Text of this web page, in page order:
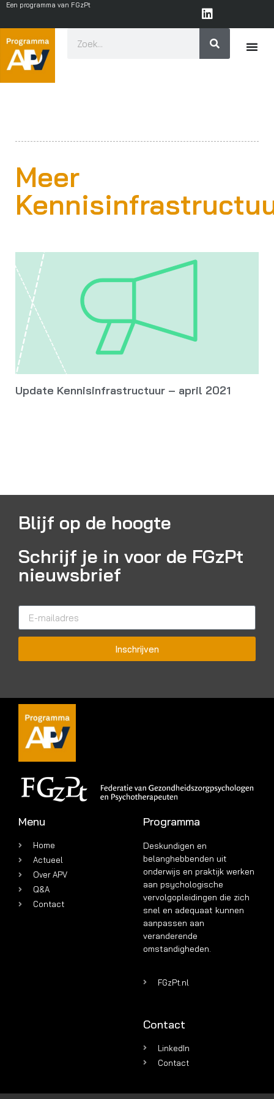
Een programma van FGzPt
Meer
Update Kennisinfrastructuur – april 2021
Blijf op de hoogte
Schrijf je in voor de FGzPt
nieuwsbrief
Inschrijven
Menu
Home
Actueel
Over APV
Q&A
Contact
Programma
Deskundigen en
belanghebbenden uit
onderwijs en praktijk werken
aan psychologische
vervolgopleidingen die zich
snel en adequaat kunnen
aanpassen aan
veranderende
omstandigheden.
FGzPt.nl
Contact
LinkedIn
Contact